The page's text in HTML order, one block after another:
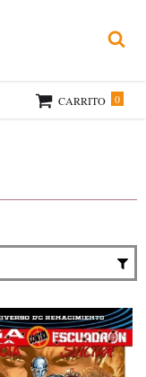
CARRITO 0